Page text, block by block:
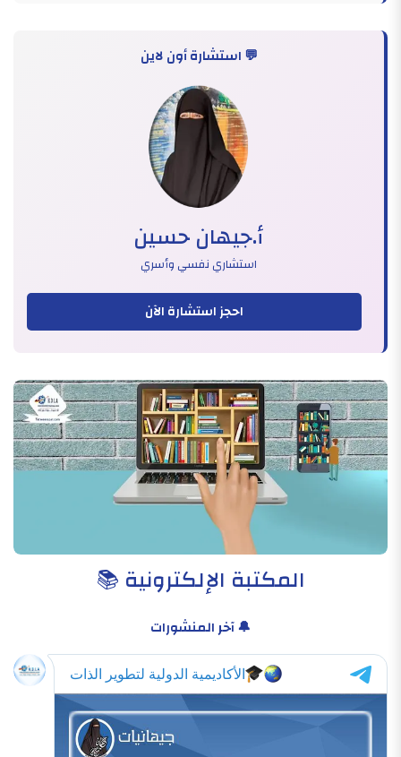
💬 استشارة أون لاين
أ.جيهان حسين
استشاري نفسي وأسري
احجز استشارة الآن
المكتبة الإلكترونية 📚
🔔 آخر المنشورات